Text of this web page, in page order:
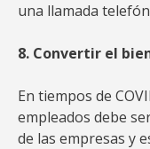
una llamada
8. Convertir el
En tiempos de
empleados debe
de las empresas y